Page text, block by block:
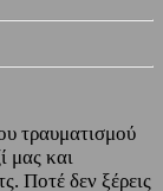
τραυματισμού
μας και
Ποτέ δεν ξέρεις